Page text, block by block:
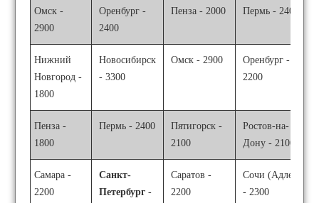
Омск -
2900
Оренбург -
2400
Пенза - 2000 Пермь - 2400
Нижний
Новгород -
1800
Новосибирск
- 3300
Омск - 2900
Оренбург -
2200
Пенза -
1800
Пермь - 2400
Пятигорск -
2100
Ростов-на-
Дону - 2100
Самара -
2200
Санкт-
Петербург -
Саратов -
2200
Сочи (Адлер)
- 2300